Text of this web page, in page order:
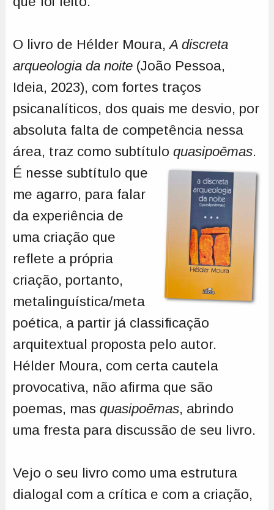
O livro de Hélder Moura,A discreta
arqueologia da noite(João Pessoa,
Ideia, 2023), com fortes traços
psicanalíticos, dos quais me desvio, por
absoluta falta de competência nessa
área, traz como subtítulo quasipoēmas.
É nesse subtítulo que
me agarro, para falar
da experiência de
uma criação que
reflete a própria
criação, portanto,
metalinguística/meta
poética, a partir já classificação
arquitextual proposta pelo autor.
Hélder Moura, com certa cautela
provocativa, não afirma que são
poemas, mas quasipoēmas, abrindo
uma fresta para discussão de seu livro.
Vejo o seu livro como uma estrutura
dialogal com a crítica e com a criação,